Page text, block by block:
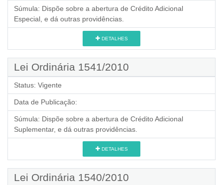
Súmula: Dispõe sobre a abertura de Crédito Adicional
Especial, e dá outras providências.
DETALHES
Lei Ordinária 1541/2010
Status: Vigente
Data de Publicação:
Súmula: Dispõe sobre a abertura de Crédito Adicional
Suplementar, e dá outras providências.
DETALHES
Lei Ordinária 1540/2010